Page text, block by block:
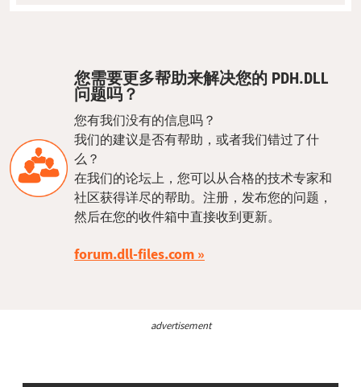
您需要更多帮助来解决您的 PDH.DLL
问题吗？
您有我们没有的信息吗？
我们的建议是否有帮助，或者我们错过了什
么？
在我们的论坛上，您可以从合格的技术专家和
社区获得详尽的帮助。注册，发布您的问题，
然后在您的收件箱中直接收到更新。
forum.dll-files.com
advertisement